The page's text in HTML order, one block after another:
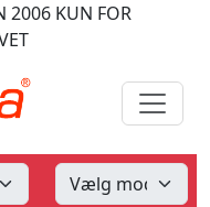
2006KUN FOR